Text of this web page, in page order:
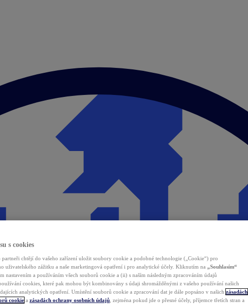
s cookies
partneři chtějí do vašeho zařízení uložit soubory cookie a podobné technologie („Cookie“) pro
uživatelského zážitku a naše marketingová opatření i pro analytické účely. Kliknutím na „Souhlasím“
nastavením a používáním všech souborů cookie a (ii) s naším následným zpracováním údajů
cookies, které pak mohou být kombinovány s údaji shromážděnými z vašeho používání našich
analytických opatření. Umístění souborů cookie a zpracování dat je dále popsáno v našich zásadách
cookie a zásadách ochrany osobních údajů , zejména pokud jde o přesné účely, příjemce třetích stran a